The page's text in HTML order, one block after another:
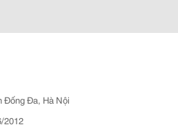
Đống Đa, Hà Nội
2012